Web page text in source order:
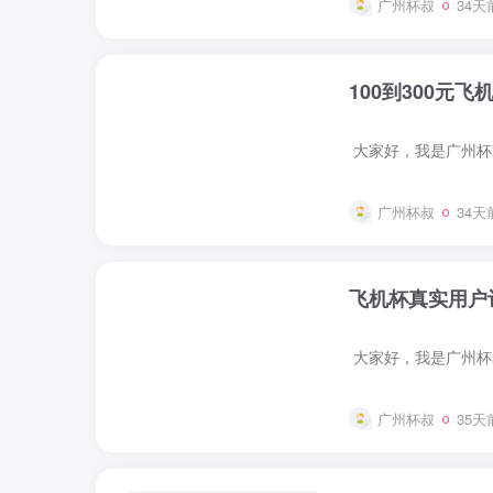
广州杯叔 34天
100到300元飞
广州杯叔 34天
飞机杯真实用
广州杯叔 35天